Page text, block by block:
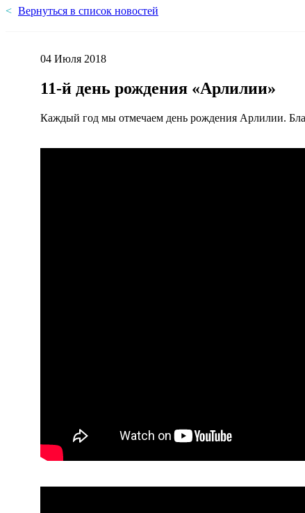
Вернуться в список новостей
04 Июля 2018
11-й день рождения «Арлилии»
Каждый год мы отмечаем день рождения Арлилии.